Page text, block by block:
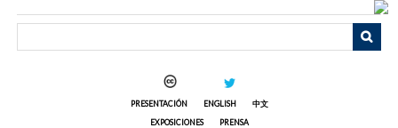
PRESENTACIÓN ENGLISH
中文
EXPOSICIONES
PRENSA